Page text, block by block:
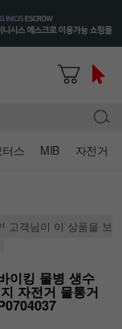
스 MIB 자전거
고객님이 이 상품을 보
이킹 물병 생수
자전거 물통거